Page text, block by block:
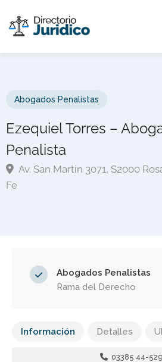
Abogados Penalistas
Ezequiel Torres –
Penalista
Av. San Martín 3071, S2000
Fe
Abogados Penalistas
Rama del Derecho
Información Detalles
03385 44-